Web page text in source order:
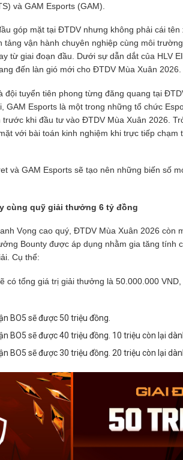
và GAM Esports (GAM).
góp mặt tại ĐTDV nhưng không phải cái
tảng vận hành chuyên nghiệp cùng môi
từ giai đoạn đầu. Dưới sự dẫn dắt của HLV
đến làn gió mới cho ĐTDV Mùa Xuân 2026.
đội tuyển tiên phong từng đăng quang tại
GAM Esports là một trong những tổ chức
khi đầu tư vào ĐTDV Mùa Xuân 2026.
với bài toán kinh nghiệm khi trực tiếp
và GAM Esports sẽ tạo nên những biến số
cùng quỹ giải thưởng 6 tỷ đồng
Vọng cao quý, ĐTDV Mùa Xuân 2026 còn
Bounty được áp dụng nhằm gia tăng tính
Cụ thể:
có tổng giá trị giải thưởng là 50.000.000
BO5 sẽ được 50 triệu đồng.
BO5 sẽ được 40 triệu đồng. 10 triệu còn lại
BO5 sẽ được 30 triệu đồng. 20 triệu còn lại